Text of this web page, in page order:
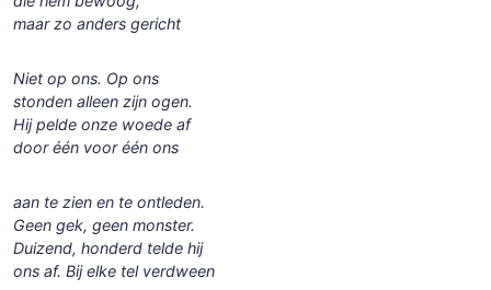
maar zo anders gericht
Niet op ons. Op ons
stonden alleen zijn ogen.
Hij pelde onze woede af
door één voor één ons
aan te zien en te ontleden.
Geen gek, geen monster.
Duizend, honderd telde hij
ons af. Bij elke tel verdween